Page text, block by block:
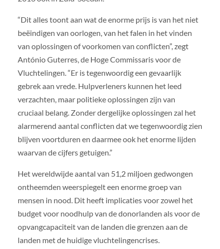
“Dit alles toont aan wat de enorme prijs is van het niet
beëindigen van oorlogen, van het falen in het vinden
van oplossingen of voorkomen van conflicten”, zegt
António Guterres, de Hoge Commissaris voor de
Vluchtelingen. “Er is tegenwoordig een gevaarlijk
gebrek aan vrede. Hulpverleners kunnen het leed
verzachten, maar politieke oplossingen zijn van
cruciaal belang. Zonder dergelijke oplossingen zal het
alarmerend aantal conflicten dat we tegenwoordig zien
blijven voortduren en daarmee ook het enorme lijden
waarvan de cijfers getuigen.”
Het wereldwijde aantal van 51,2 miljoen gedwongen
ontheemden weerspiegelt een enorme groep van
mensen in nood. Dit heeft implicaties voor zowel het
budget voor noodhulp van de donorlanden als voor de
opvangcapaciteit van de landen die grenzen aan de
landen met de huidige vluchtelingencrises.